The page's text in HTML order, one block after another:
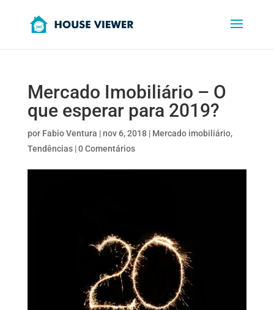
Mercado Imobiliário – O
que esperar para 2019?
por Fabio Ventura |nov 6, 2018| Mercado imobiliário,
Tendências|0 Comentários